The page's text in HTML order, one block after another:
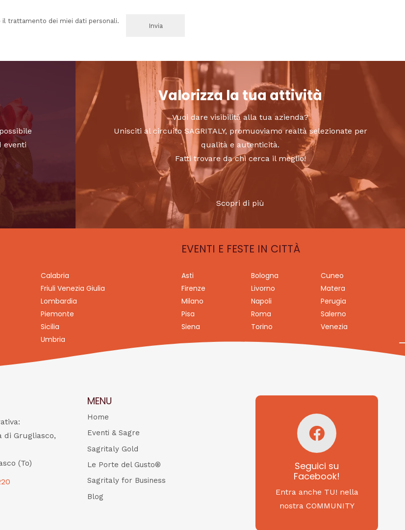
il trattamento dei miei dati personali.
eventi
Valorizza la tua attività
Vuoi dare visibilità alla tua azienda?
Unisciti al circuito SAGRITALY, promuoviamo realtà selezionate per
qualità e autenticità.
Fatti trovare da chi cerca il meglio!
Scopri di più
Calabria
Friuli Venezia Giulia
Lombardia
Piemonte
Sicilia
Umbria
EVENTI E FESTE IN CITTÀ
Asti Bologna
Cuneo
Firenze
Livorno
Matera
Milano
Napoli
Perugia
Pisa
Roma
Salerno
Siena
Torino Venezia
di Grugliasco,
(To)
MENU
Home
Eventi & Sagre
Sagritaly Gold
Le Porte del Gusto®
Sagritaly for Business
Blog
Seguici su
Facebook!
Entra anche TU! nella
nostra COMMUNITY
Seguici su
Facebook!
SAGRITALY
Feste, cibi e tradizioni
da Nord a Sud...